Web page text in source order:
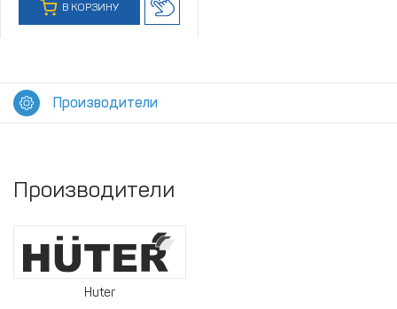
В КОРЗИНУ
Производители
Производители
Huter